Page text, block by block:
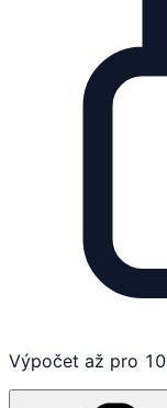
Výpočet až pro